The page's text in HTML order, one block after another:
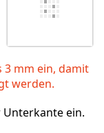
3 mm ein, damit
werden.
Unterkante ein.